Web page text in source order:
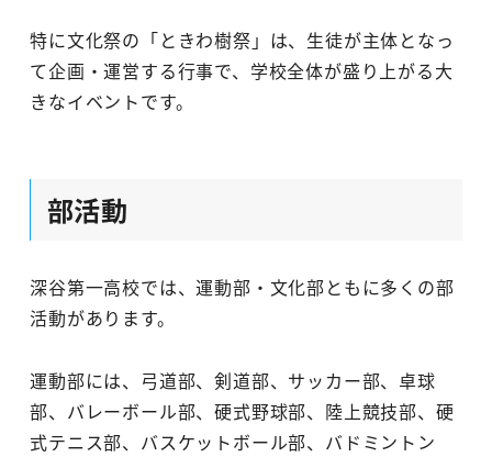
特に文化祭の「ときわ樹祭」は、生徒が主体となっ
て企画・運営する行事で、学校全体が盛り上がる大
きなイベントです。
部活動
深谷第一高校では、運動部・文化部ともに多くの部
活動があります。
運動部には、弓道部、剣道部、サッカー部、卓球
部、バレーボール部、硬式野球部、陸上競技部、硬
式テニス部、バスケットボール部、バドミントン